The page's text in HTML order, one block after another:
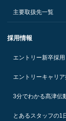
主要取扱先一覧
採用情報
エントリー新卒採用
エントリーキャリア
3分でわかる髙津伝
とあるスタッフの1